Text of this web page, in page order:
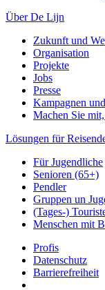
Über De Lijn
Zukunft und
Organisation
Projekte
Jobs
Presse
Kampagnen
Machen Sie
Lösungen für
Für Jugendliche
Senioren (65+)
Pendler
Gruppen un
(Tages-)
Menschen mit
Profis
Datenschutz
Barrierefreiheit